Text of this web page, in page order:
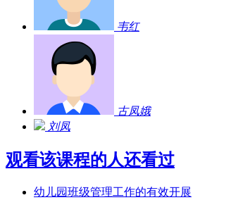
韦红
古凤娥
刘凤
观看该课程的人还看过
幼儿园班级管理工作的有效开展